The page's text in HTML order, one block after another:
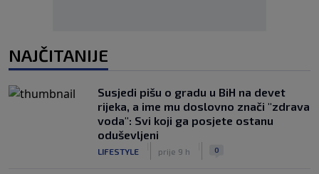
NAJČITANIJE
Susjedi pišu o gradu u BiH na devet
rijeka, a ime mu doslovno znači "zdrava
voda": Svi koji ga posjete ostanu
oduševljeni
LIFESTYLE prije 9 h 0